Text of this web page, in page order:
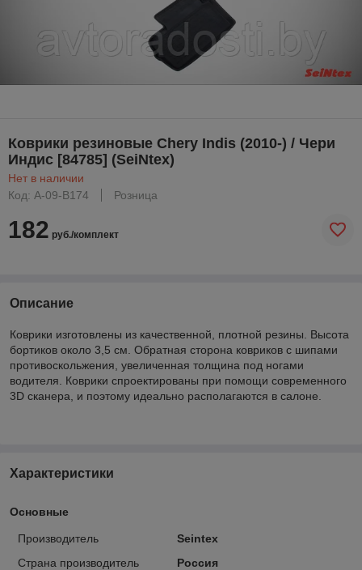
Коврики резиновые Chery Indis (2010-) / Чери
Индис [84785] (SeiNtex)
Нет в наличии
Код: A-09-B174
Розница
182 руб./комплект
Описание
Коврики изготовлены из качественной, плотной резины. Высота
бортиков около 3,5 см. Обратная сторона ковриков с шипами
противоскольжения, увеличенная толщина под ногами
водителя. Коврики спроектированы при помощи современного
3D сканера, и поэтому идеально располагаются в салоне.
Характеристики
Основные
Производитель
Seintex
Страна производитель
Россия